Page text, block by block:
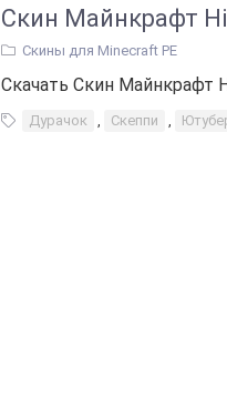
Скин Майнкрафт
Скины для Minecraft PE
Скачать Скин Майнкрафт
Дурачок , Скеппи ,